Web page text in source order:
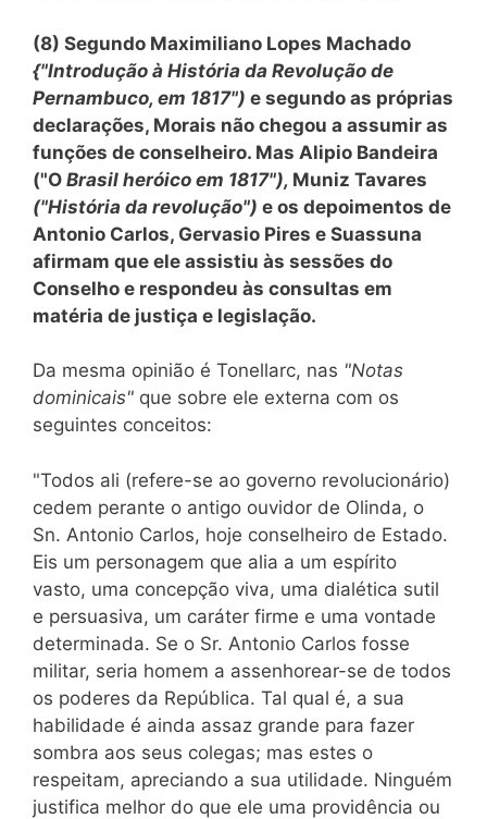
(8) Segundo Maximiliano Lopes Machado
{"Introdução à História da Revolução de
Pernambuco, em 1817") e segundo as próprias
declarações, Morais não chegou a assumir as
funções de conselheiro. Mas Alipio Bandeira
("O Brasil heróico em 1817"), Muniz Tavares
("História da revolução") e os depoimentos de
Antonio Carlos, Gervasio Pires e Suassuna
afirmam que ele assistiu às sessões do
Conselho e respondeu às consultas em
matéria de justiça e legislação.
Da mesma opinião é Tonellarc, nas "Notas
dominicais" que sobre ele externa com os
seguintes conceitos:
"Todos ali (refere-se ao governo revolucionário)
cedem perante o antigo ouvidor de Olinda, o
Sn. Antonio Carlos, hoje conselheiro de Estado.
Eis um personagem que alia a um espírito
vasto, uma concepção viva, uma dialética sutil
e persuasiva, um caráter firme e uma vontade
determinada. Se o Sr. Antonio Carlos fosse
militar, seria homem a assenhorear-se de todos
os poderes da República. Tal qual é, a sua
habilidade é ainda assaz grande para fazer
sombra aos seus colegas; mas estes o
respeitam, apreciando a sua utilidade. Ninguém
justifica melhor do que ele uma providência ou